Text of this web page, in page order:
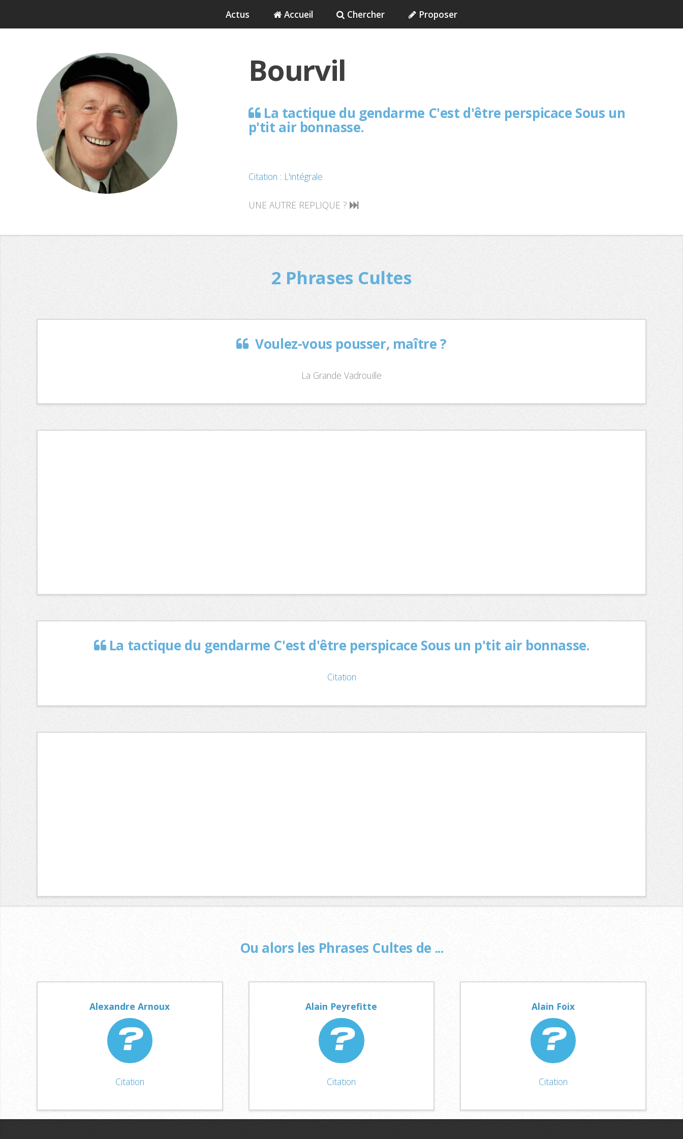
Actus Accueil Chercher Proposer
Bourvil
La tactique du gendarme C'est d'être perspicace Sous un
p'tit air bonnasse.
Citation : L'intégrale
UNE AUTRE REPLIQUE ?
2 Phrases Cultes
Voulez-vous pousser, maître ?
La Grande Vadrouille
La tactique du gendarme C'est d'être perspicace Sous un p'tit air bonnasse.
Citation
Ou alors les Phrases Cultes de ...
Alexandre Arnoux
Citation
Alain Peyrefitte
Citation
Alain Foix
Citation